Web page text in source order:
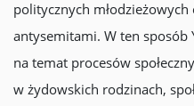
politycznych
antysemitami. W ten sposób
na temat procesów
w żydowskich rodzinach,